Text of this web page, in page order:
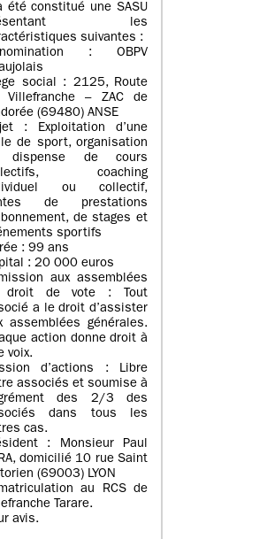
été constitué une SASU
les
suivantes :
: OBPV
social : 2125, Route
Villefranche – ZAC de
(69480) ANSE
: Exploitation d’une
de sport, organisation
dispense de cours
coaching
ou collectif,
de prestations
de stages et
sportifs
: 99 ans
: 20 000 euros
aux assemblées
droit de vote : Tout
a le droit d’assister
assemblées générales.
action donne droit à
voix.
d’actions : Libre
associés et soumise à
des 2/3 des
dans tous les
cas.
: Monsieur Paul
domicilié 10 rue Saint
(69003) LYON
au RCS de
Tarare.
avis.